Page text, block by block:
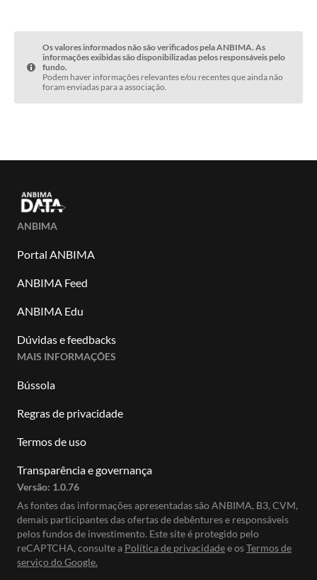
Os valores informados não são verificados pela ANBIMA. As
informações exibidas são disponibilizadas pelos responsáveis pelo
fundo.
Podem haver informações relevantes e/ou recentes que ainda não
foram enviadas para a associação.
ANBIMA
Portal ANBIMA
ANBIMA Feed
ANBIMA Edu
Dúvidas e feedbacks
MAIS INFORMAÇÕES
Bússola
Regras de privacidade
Termos de uso
Transparência e governança
Versão: 1.0.76
As fontes das informações apresentadas são ANBIMA, B3, CVM,
demais participantes das ofertas de debêntures e responsáveis
pelos fundos de investimento. Este site é protegido pelo
reCAPTCHA, consulte a Política de privacidadee osTermos de
serviço do Google.